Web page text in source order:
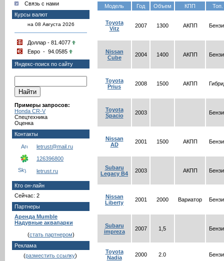
Связь с нами
Курсы валют
на 08 Августа 2026
Доллар - 81.4077
Евро - 94.0585
Яндекс-поиск по сайту
Примеры запросов:
Honda CR-V
Спецтехника
Оценка
Контакты
letrust@mail.ru
126396800
letrust.ru
Кто он-лайн
Сейчас: 2
Партнеры
Аренда Mumble
Надувные аквапарки
(стать партнером)
Реклама
(разместить ссылку)
Модель Год Объем КПП Топ.
Toyota
Vitz
2007 1300 АКПП
Nissan
Cube
2004 1400 АКПП
Toyota
Prius
2008 1500 АКПП
Toyota
Spacio
2003
Nissan
AD
2001 1500 АКПП
Subaru
Legacy B4
2003 АКПП
Nissan
Liberty
2001 2000 Вариатор
Subaru
impreza
2007 1,5
Toyota
Nadia
2000 2.0